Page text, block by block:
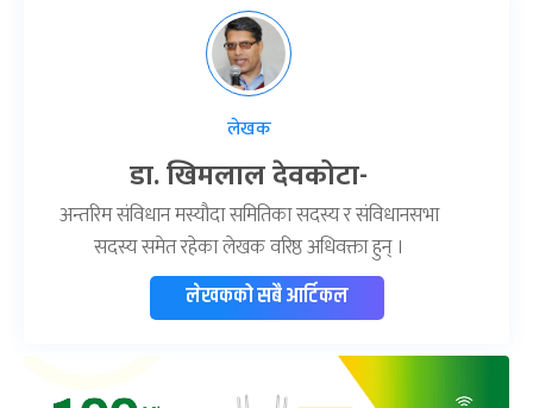
लेखक
डा. खिमलाल देवकोटा-
अन्तरिम संविधान मस्यौदा समितिका सदस्य र संविधानसभा
सदस्य समेत रहेका लेखक वरिष्ठ अधिवक्ता हुन् ।
लेखकको सबै आर्टिकल